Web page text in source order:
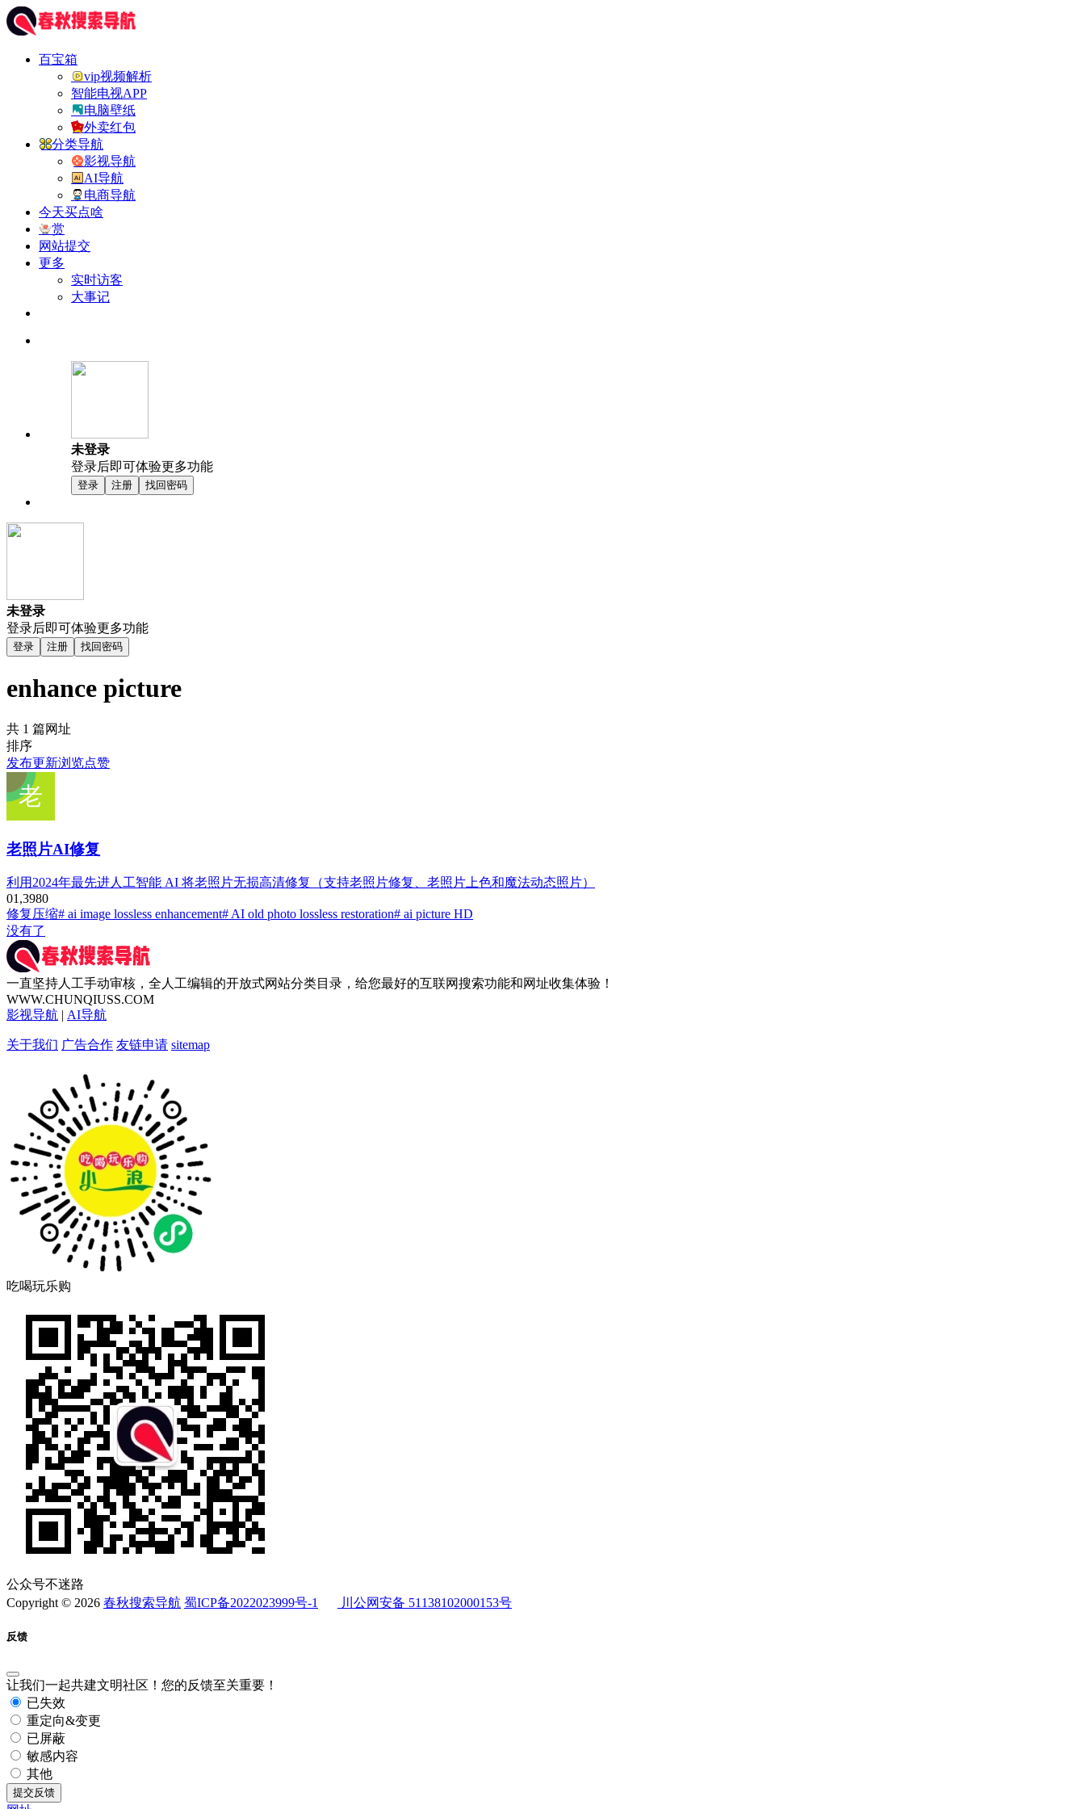
百宝箱
vip视频解析
智能电视APP
电脑壁纸
外卖红包
分类导航
影视导航
AI导航
电商导航
今天买点啥
赏
网站提交
更多
实时访客
大事记
未登录
登录后即可体验更多功能
登录 注册 找回密码
未登录
登录后即可体验更多功能
登录 注册 找回密码
enhance picture
共 1 篇网址
排序
发布更新浏览点赞
老照片AI修复
利用2024年最先进人工智能 AI 将老照片无损高清修复（支持老照片修复、老照片上色和魔法动态照片）
01,3980
修复压缩# ai image lossless enhancement# AI old photo lossless restoration# ai picture HD
没有了
一直坚持人工手动审核，全人工编辑的开放式网站分类目录，给您最好的互联网搜索功能和网址收集体验！
WWW.CHUNQIUSS.COM
影视导航 | AI导航
关于我们 广告合作 友链申请 sitemap
吃喝玩乐购
公众号不迷路
Copyright © 2026 春秋搜索导航 蜀ICP备2022023999号-1 川公网安备 51138102000153号
反馈
让我们一起共建文明社区！您的反馈至关重要！
已失效
重定向&变更
已屏蔽
敏感内容
其他
提交反馈